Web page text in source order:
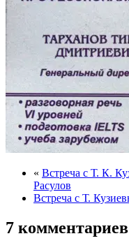
« Встреча с Т. К.
Расулов
Встреча с Т.
7 комментариев